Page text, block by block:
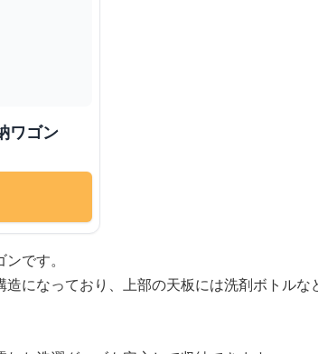
ワゴン
です。
になっており、上部の天板には洗剤ボトル